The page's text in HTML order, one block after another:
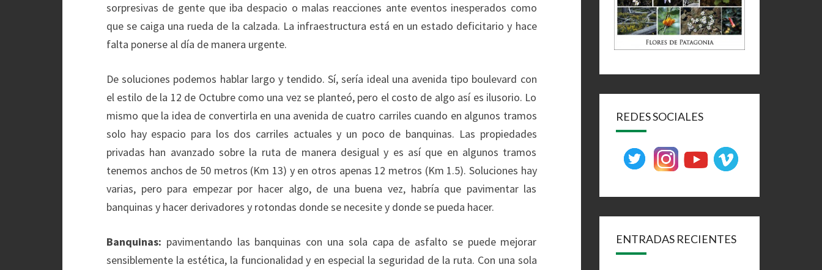
sorpresivas de gente que iba despacio o malas reacciones ante eventos inesperados como
que se caiga una rueda de la calzada. La infraestructura está en un estado deficitario y hace
falta ponerse al día de manera urgente.
De soluciones podemos hablar largo y tendido. Sí, sería ideal una avenida tipo boulevard con
el estilo de la 12 de Octubre como una vez se planteó, pero el costo de algo así es ilusorio. Lo
mismo que la idea de convertirla en una avenida de cuatro carriles cuando en algunos tramos
solo hay espacio para los dos carriles actuales y un poco de banquinas. Las propiedades
privadas han avanzado sobre la ruta de manera desigual y es así que en algunos tramos
tenemos anchos de 50 metros (Km 13) y en otros apenas 12 metros (Km 1.5). Soluciones hay
varias, pero para empezar por hacer algo, de una buena vez, habría que pavimentar las
banquinas y hacer derivadores y rotondas donde se necesite y donde se pueda hacer.
Banquinas: pavimentando las banquinas con una sola capa de asfalto se puede mejorar
sensiblemente la estética, la funcionalidad y en especial la seguridad de la ruta. Con una sola
REDES SOCIALES
ENTRADAS RECIENTES